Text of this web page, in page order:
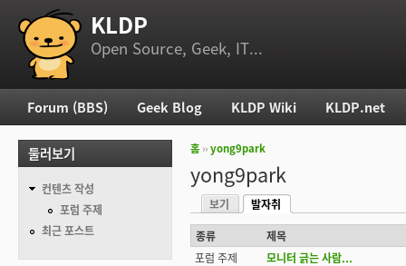
부 메뉴 KLDP
Open Source, Geek, IT...
현재 위치
홈 ››yong9park
yong9park
기본탭
보기
발자취
(활성탭)
종류
제목
포럼 주제
모니터 긁는 사람...
주 메뉴
Forum (BBS) Geek Blog KLDP Wiki KLDP.net
둘러보기
컨텐츠 작성
포럼 주제
최근 포스트